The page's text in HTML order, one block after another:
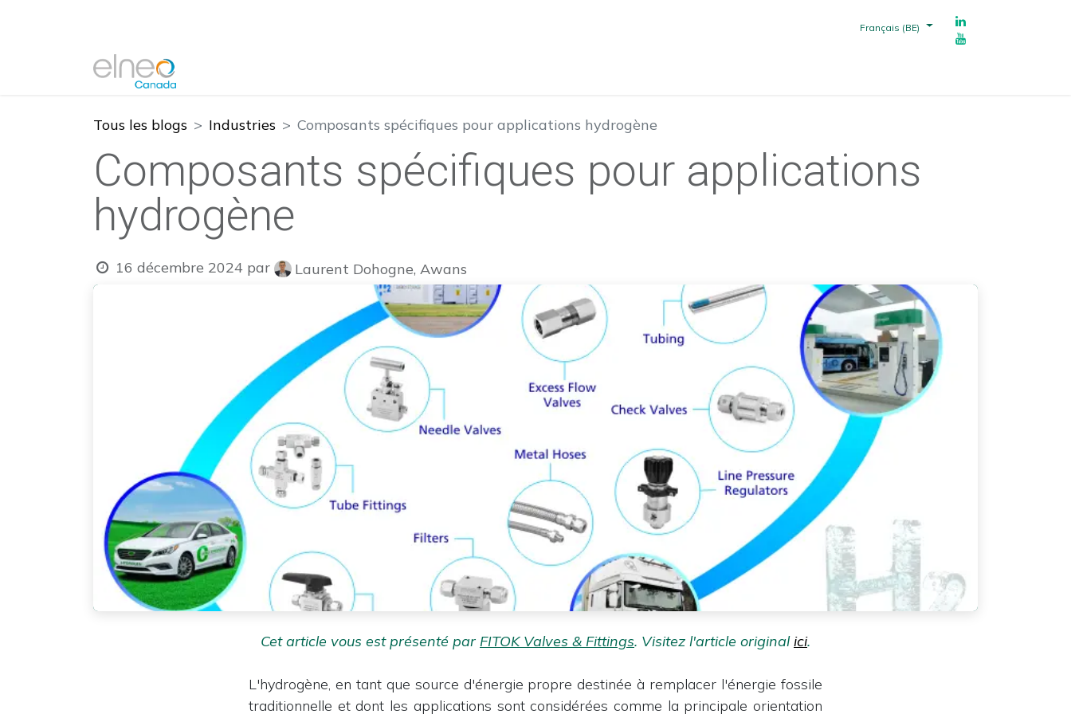
Français (BE)
Tous les blogs Industries Composants spécifiques pour applications hydrogène
Composants spécifiques pour applications
hydrogène
16 décembre 2024 par Laurent Dohogne, Awans
Cet article vous est présenté par FITOK Valves & ​Fittings. Visitez l'article original ici.
L'hydrogène, en tant que source d'énergie propre destinée à remplacer l'énergie fossile
traditionnelle et dont les applications sont considérées comme la principale orientation